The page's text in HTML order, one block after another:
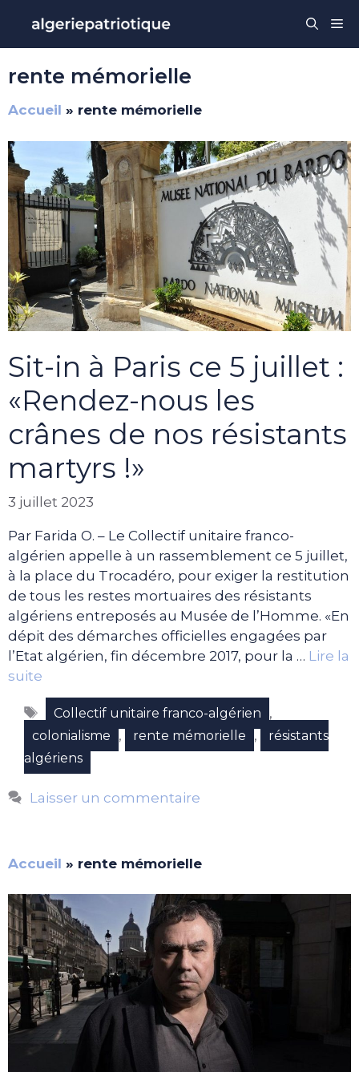
contenu
rente mémorielle
Accueil » rente mémorielle
Sit-in à Paris ce 5 juillet :
«Rendez-nous les
crânes de nos résistants
martyrs !»
3 juillet 2023
Par Farida O. – Le Collectif unitaire franco-
algérien appelle à un rassemblement ce 5 juillet,
à la place du Trocadéro, pour exiger la restitution
de tous les restes mortuaires des résistants
algériens entreposés au Musée de l’Homme. «En
dépit des démarches officielles engagées par
l’Etat algérien, fin décembre 2017, pour la … Lire la
suite
Étiquettes
Collectif unitaire franco-algérien ,
colonialisme , rente mémorielle ,
résistants
algériens
Laisser un commentaire
Accueil » rente mémorielle